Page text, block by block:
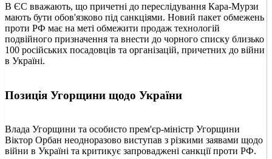
В ЄС вважають, що причетні до переслідування Кара-Мурзи
мають бути обов'язково під санкціями. Новий пакет обмежень
проти РФ має на меті обмежити продаж технологій
подвійного призначення та внести до чорного списку близько
100 російських посадовців та організацій, причетних до війни
в Україні.
Позиція Угорщини щодо України
Влада Угорщини та особисто прем'єр-міністр Угорщини
Віктор Орбан неодноразово виступав з різкими заявами щодо
війни в Україні та критикує запроваджені санкції проти РФ.